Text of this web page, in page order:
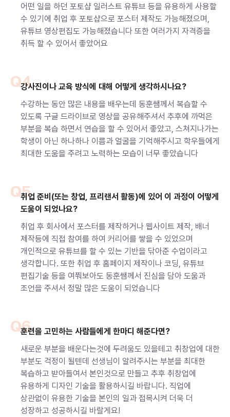
어떤 일을 하던 포토샵 일러스트 유튜브 등을 유용하게 사용할
수 있기에 취업 후 포토샵으로 포스터 제작도 가능해졌으며,
유튜브 영상편집도 가능해졌습니다 또한 여러가지 자격증을
취득 할 수 있어서 좋았어요
Q4강사진이나 교육 방식에 대해 어떻게 생각하시나요?
수강하는 동안 많은 내용을 배우는데 동훈쌤께서 복습할 수
있도록 구글 드라이브로 영상을 공유해주셔서 추후에 까먹은
부분을 복습 하면서 연습을 할 수 있어서 좋았고, 스쳐지나가는
학생이 아닌 하나하나 이름과 얼굴을 기억해주시고 학우들에게
최대한 도움을 주려고 노력하는 모습이 너무 좋았습니다
Q5취업 준비(또는 창업, 프리랜서 활동)에 있어 이 과정이 어떻게
도움이 되었나요?
취업 후 회사에서 포스터를 제작하거나 웹사이트 제작, 배너
제작등에 직접 참여를 하여 커리어를 쌓을 수 있었으며
개인적으로 유튜브를 할 수 있는 기반을 닦아준 수업이라고
생각합니다. 또한 취업 후 홈페이지 제작이나 코딩, 유튜브
편집기술 등을 여쭤보아도 동훈쌤께서 진심을 담아 도움과
조언을 주셔서 정말 많은 도움이 되었습니다
Q6훈련을 고민하는 사람들에게 한마디 해준다면?
새로운 부분을 배운다는것에 두려움도 있을테고 취창업에 대한
부분도 걱정이 될텐데 선생님이 알려주시는 부분을 최대한
복습하고 받아들여서 본인것으로 만들고 추후 취창업에
유용하게 디자인 기술을 활용하시길 바랍니다. 직업에
상관없이 유용한 기술을 본인의 일과 접목시켜 더욱 더
성장하고 성공하시길 바랄게요!